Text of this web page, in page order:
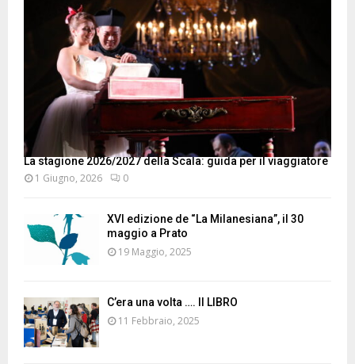
La stagione 2026/2027 della Scala: guida per il viaggiatore
1 Giugno, 2026 0
XVI edizione de “La Milanesiana”, il 30
maggio a Prato
19 Maggio, 2025
C’era una volta …. Il LIBRO
11 Febbraio, 2025